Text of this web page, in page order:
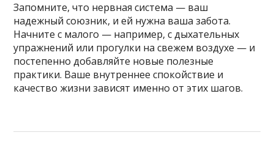
Запомните, что нервная система — ваш
надежный союзник, и ей нужна ваша забота.
Начните с малого — например, с дыхательных
упражнений или прогулки на свежем воздухе — и
постепенно добавляйте новые полезные
практики. Ваше внутреннее спокойствие и
качество жизни зависят именно от этих шагов.